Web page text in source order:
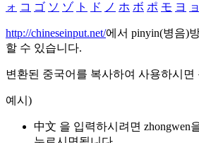
ォ コ ゴ ソ ゾ ト ド ノ ホ ボ ポ モ ヨ ョ
http://chineseinput.net/에서 pinyin(병음)
할 수 있습니다.
변환된 중국어를 복사하여 사용하시면
예시)
中文 을 입력하시려면 zhongwen